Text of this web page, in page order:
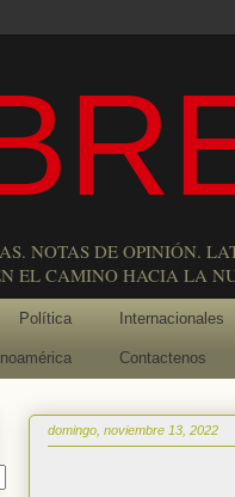
NOTAS DE OPINIÓN.
EL CAMINO HACIA LA
Política Internacionales
Contactenos
domingo, noviembre 13, 2022